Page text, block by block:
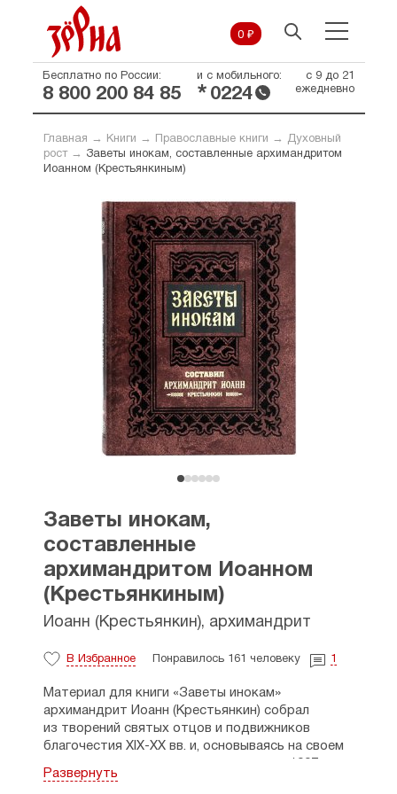
0 ₽
Бесплатно по России:
8 800 200 84 85
и с мобильного:
* 0224
с 9 до 21
ежедневно
Главная → Книги → Православные книги →
Духовный
рост→
Заветы инокам, составленные архимандритом
Иоанном (Крестьянкиным)
Заветы инокам,
составленные
архимандритом Иоанном
(Крестьянкиным)
Иоанн (Крестьянкин), архимандрит
В Избранное Понравилось 161 человеку 1
Материал для книги «Заветы инокам»
архимандрит Иоанн (Крестьянкин) собрал
из творений святых отцов и подвижников
благочестия XIX-XX вв. и, основываясь на своем
некоторый итог своего 30-летнего пребывания
Развернуть